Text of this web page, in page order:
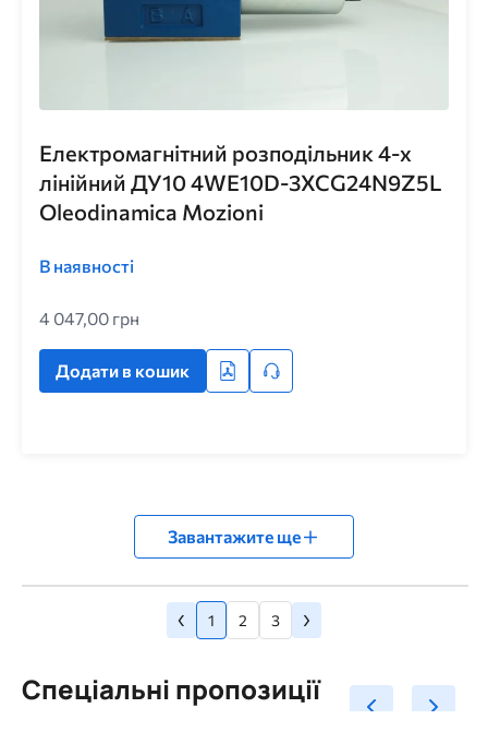
Електромагнітний розподільник 4-х
лінійний ДУ10 4WE10D-3XCG24N9Z5L
Oleodinamica Mozioni
В наявності
4 047,00 грн
Додати в кошик
Завантажите ще
Попередня
сторінка
‹ Сторінка
1 Сторінка
2 Сторінка
3 Наступна
сторінка
›
Спеціальні пропозиції